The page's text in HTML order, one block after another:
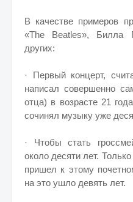
В качестве примеров
«The Beatles», Билла
других:
· Первый концерт,
написал совершенно
отца) в возрасте 21
сочинял музыку уже
· Чтобы стать
около десяти лет.
пришел к этому
на это ушло девять лет.